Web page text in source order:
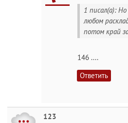
1 писал(а):
любом
потом край
146 ....
Ответить
123